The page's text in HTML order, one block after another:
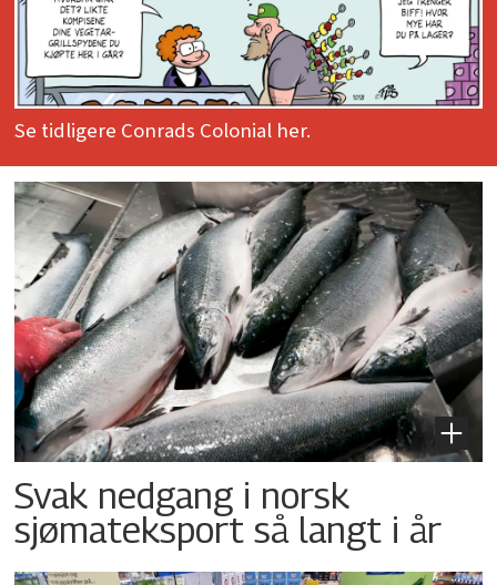
Se tidligere Conrads Colonial her.
Svak nedgang i norsk
sjømateksport så langt i år